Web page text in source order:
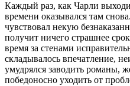
Каждый раз, как Чарли
времени оказывался там
чувствовал некую
получит ничего страшнее
время за стенами
складывалось впечатление,
умудрялся заводить романы,
победоносно уходить от